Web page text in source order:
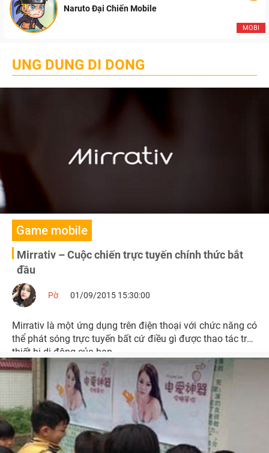
MOBI
Naruto Đại Chiến Mobile
UNG DUNG DI DONG
Game mobile
Mirrativ – Cuộc chiến trực tuyến chính thức bắt
đầu
Pờ 01/09/2015 15:30:00
Mirrativ là một ứng dụng trên điện thoại với chức năng có
thể phát sóng trực tuyến bất cứ điều gì được thao tác trên
thiết bị di động của bạn.